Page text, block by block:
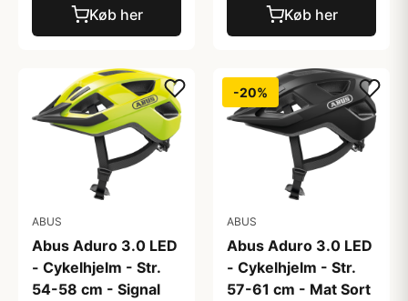
Køb her Køb her
ABUS
Abus Aduro 3.0 LED
- Cykelhjelm - Str.
54-58 cm - Signal
-20%
ABUS
Abus Aduro 3.0 LED
- Cykelhjelm - Str.
57-61 cm - Mat Sort